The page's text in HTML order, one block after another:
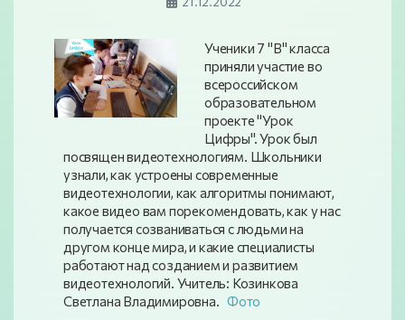
Ученики 7 "В" класса
приняли участие во
всероссийском
образовательном
проекте "Урок
Цифры". Урок был
посвящен видеотехнологиям. Школьники
узнали, как устроены современные
видеотехнологии, как алгоритмы понимают,
какое видео вам порекомендовать, как у нас
получается созваниваться с людьми на
другом конце мира, и какие специалисты
работают над созданием и развитием
видеотехнологий. Учитель: Козинкова
Светлана Владимировна.Фото